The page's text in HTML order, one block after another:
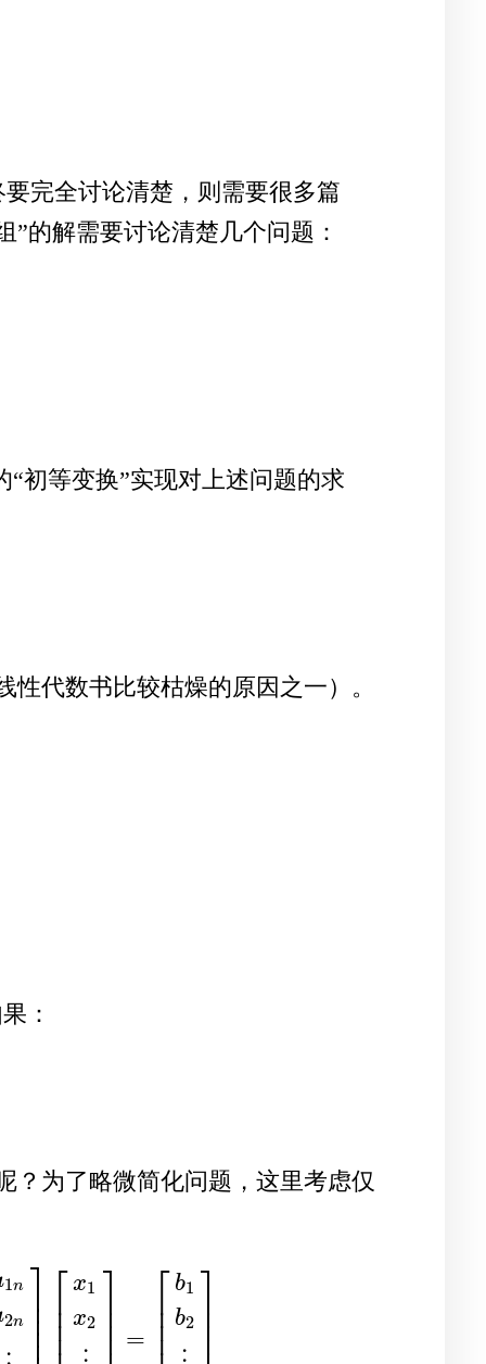
完全讨论清楚，则需要很多篇
”的解需要讨论清楚几个问题：
初等变换”实现对上述问题的求
代数书比较枯燥的原因之一）。
：
？为了略微简化问题，这里考虑仅
1n
2n ⎤ ⎡
⎢⎢⎢
x1
x2 ⎤
=
⎡
⎢⎢⎢
b1
b2 ⎤
⋯ n= n